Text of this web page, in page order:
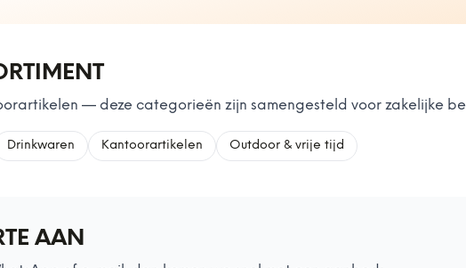
— deze categorieën zijn samengesteld voor zakelijke
Drinkwaren Kantoorartikelen Outdoor & vrije tijd
AAN